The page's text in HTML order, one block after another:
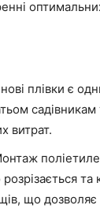
плівки є
витрат.
та
що дозволяє